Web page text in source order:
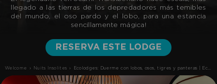
llegado a las tierras de los depredadores más temibles
del mundo, el oso pardo y el lobo, para una estancia
sencillamente mágica!
RESERVA ESTE LODGE
Welcome › Nuits Insolites › Ecolodges: Duerme con lobos, osos, tigres y panteras | EcozoniaAlojamientos únicos - Lejano Oriente ruso | EcozoniaDormir con osos y lobos - Ecolodge inusual Transiberiano legendario | EcoZonia